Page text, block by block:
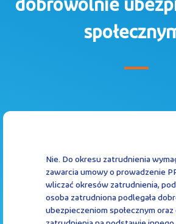
A
dobrowolnie
Nie. Do okresu zatrudnienia
zawarcia umowy o prowadzenie
wliczać okresów zatrudnienia,
osoba zatrudniona podlegała
ubezpieczeniom społecznym